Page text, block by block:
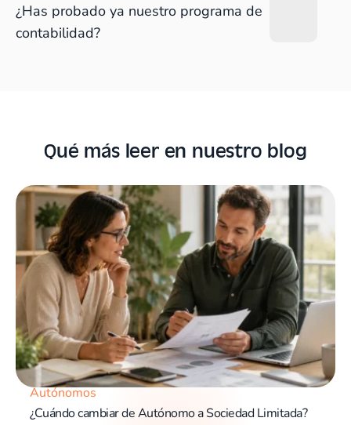
¿Has probado ya nuestro programa de
contabilidad?
Qué más leer en nuestro blog
Autónomos
¿Cuándo cambiar de Autónomo a Sociedad Limitada?